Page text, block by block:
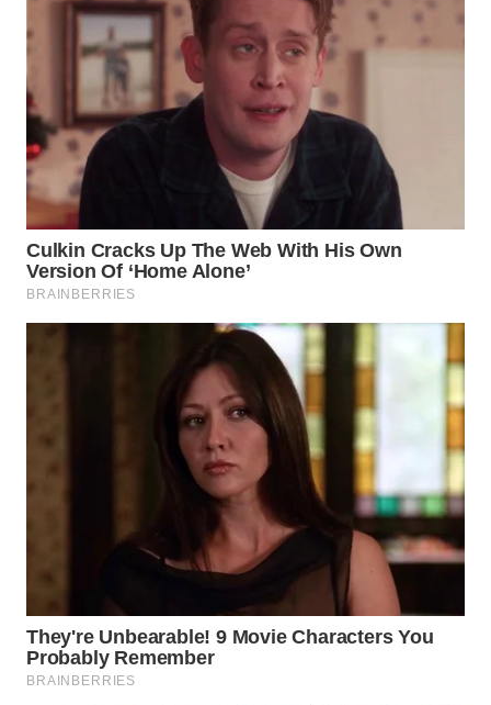
BINJAI
CIREBON
WN
INDRAMAYU
WN
KUNINGAN
SUBANG
PURWAKARTA
WN